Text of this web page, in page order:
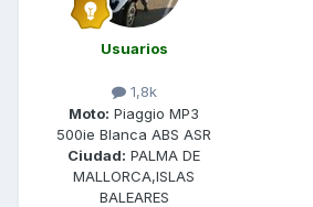
Usuarios
1,8k
Moto: Piaggio MP3
500ie Blanca ABS ASR
Ciudad: PALMA DE
MALLORCA,ISLAS
BALEARES